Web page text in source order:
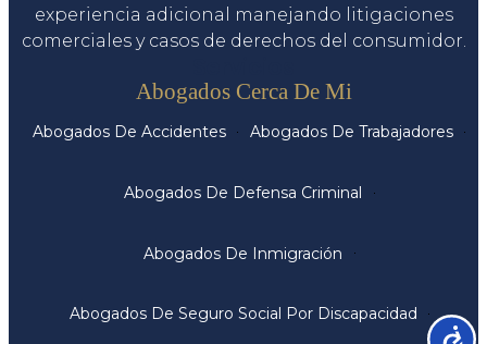
experiencia adicional manejando litigaciones
comerciales y casos de derechos del consumidor.
Abogados Cerca De Mi
Abogados De Accidentes Abogados De Trabajadores
Abogados De Defensa Criminal
Abogados De Inmigración
Abogados De Seguro Social Por Discapacidad